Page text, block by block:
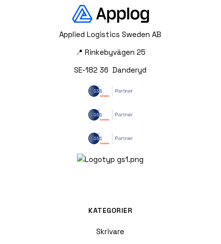
Applied Logistics Sweden AB
📍 Rinkebyvägen 25
SE-182 36 Danderyd
KATEGORIER
Skrivare